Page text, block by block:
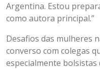
Argentina. Estou
como autora principal.”
Desafios das mulheres
converso com colegas
especialmente